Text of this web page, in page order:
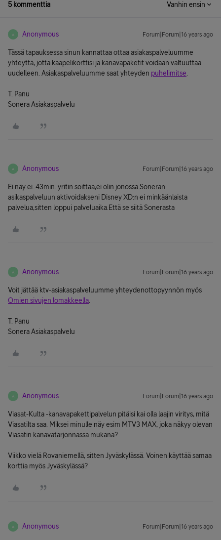
5 kommenttia Vanhin ensin
A Anonymous Forum|Forum|16 years ago
Tässä tapauksessa sinun kannattaa ottaa asiakaspalveluumme
yhteyttä, jotta kaapelikorttisi ja kanavapaketit voidaan valtuuttaa
uudelleen. Asiakaspalveluumme saat yhteyden puhelimitse
T. Panu
Sonera Asiakaspalvelu
A Anonymous Forum|Forum|16 years ago
Ei näy ei..43min. yritin soittaa,ei olin jonossa Soneran
asikaspalveluun aktivoidakseni Disney XD:n ei minkäänlaista
palvelua,sitten loppui palveluaika.Että se siitä Sonerasta
A Anonymous Forum|Forum|16 years ago
Voit jättää ktv-asiakaspalveluumme yhteydenottopyynnön myös
Omien sivujen lomakkeella
T. Panu
Sonera Asiakaspalvelu
A Anonymous Forum|Forum|16 years ago
Viasat-Kulta -kanavapakettipalvelun pitäisi kai olla laajin viritys, mitä
Viasatilta saa. Miksei minulle näy esim MTV3 MAX, joka näkyy olevan
Viasatin kanavatarjonnassa mukana?
Viikko vielä Rovaniemellä, sitten Jyväskylässä. Voinen käyttää samaa
korttia myös Jyväskylässä?
A Anonymous Forum|Forum|16 years ago